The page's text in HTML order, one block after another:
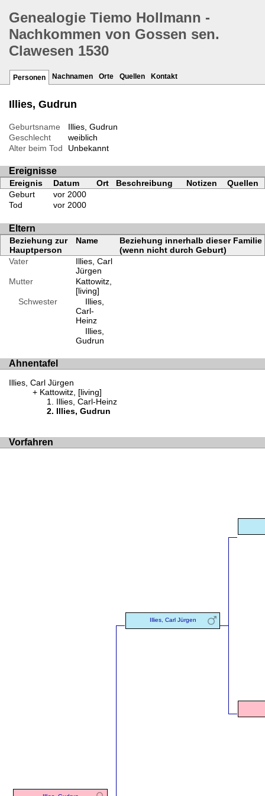
Genealogie Tiemo Hollmann -
Nachkommen von Gossen sen.
Clawesen 1530
Personen Nachnamen Orte Quellen Kontakt
Illies, Gudrun
Geburtsname
Illies, Gudrun
Geschlecht
weiblich
Alter beim Tod
Unbekannt
Ereignisse
Ereignis Datum Ort Beschreibung Notizen
Quellen
Geburt
vor 2000
Tod
vor 2000
Eltern
Beziehung zur
Hauptperson
Name
Beziehung innerhalb dieser Familie
(wenn nicht durch Geburt)
Vater
Illies, Carl
Jürgen
Mutter
Kattowitz,
[living]
Schwester
Illies,
Carl-
Heinz
Illies,
Gudrun
Ahnentafel
Illies, Carl Jürgen
Kattowitz, [living]
Illies, Carl-Heinz
Illies, Gudrun
Vorfahren
Illies, Carl Jürgen